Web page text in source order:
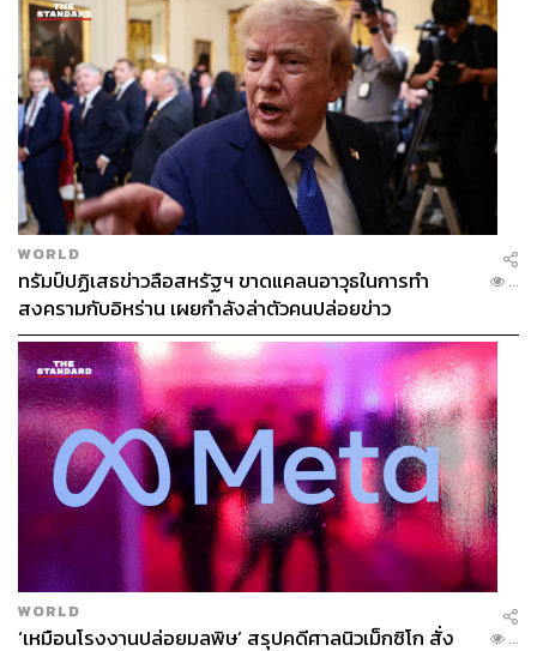
WORLD
ทรัมป์ปฏิเสธข่าวลือสหรัฐฯ ขาดแคลนอาวุธในการทำ
สงครามกับอิหร่าน เผยกำลังล่าตัวคนปล่อยข่าว
...
WORLD
‘เหมือนโรงงานปล่อยมลพิษ’ สรุปคดีศาลนิวเม็กซิโก สั่ง
...